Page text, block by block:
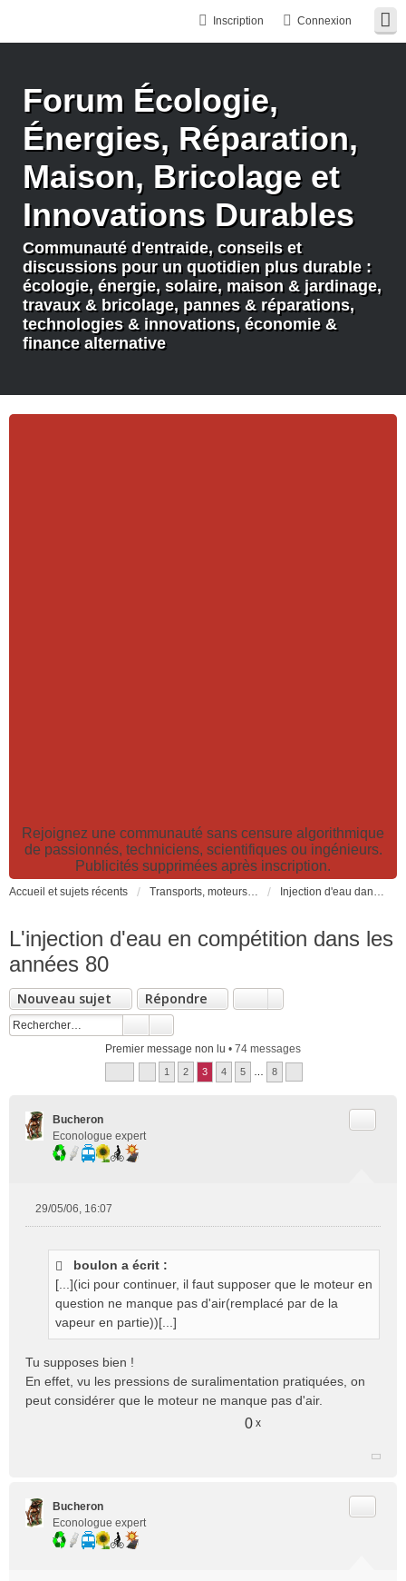
Connexion
Inscription
Forum Écologie,
Énergies, Réparation,
Maison, Bricolage et
Innovations Durables
Communauté d'entraide, conseils et
discussions pour un quotidien plus durable :
écologie, énergie, solaire, maison & jardinage,
travaux & bricolage, pannes & réparations,
technologies & innovations, économie &
finance alternative
Rejoignez une communauté sans censure algorithmique
de passionnés, techniciens, scientifiques ou ingénieurs.
Publicités supprimées après inscription.
Accueil et sujets récents Transports, moteurs et pollution : nouveaux moteurs, transports électriques et innovations technologiques Injection d'eau dans les moteurs thermiques : informations et explications
L'injection d'eau en compétition dans les
années 80
Nouveau sujet Répondre
Premier message non lu • 74 messages
1 2 3 4 5 8
Bucheron
Econologue expert
n
l
u
29/05/06, 16:07
boulon a écrit :
[...](ici pour continuer, il faut supposer que le moteur en
question ne manque pas d'air(remplacé par de la
vapeur en partie))[...]
Tu supposes bien !
En effet, vu les pressions de suralimentation pratiquées, on
peut considérer que le moteur ne manque pas d'air.
0 x
Bucheron
Econologue expert